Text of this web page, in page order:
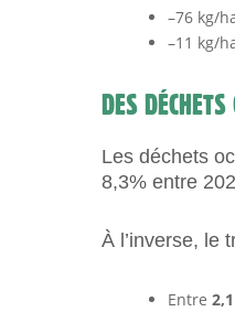
–76 kg/
–11 kg/
DES
Les déchets
8,3% entre
À l’inverse, le
Entre